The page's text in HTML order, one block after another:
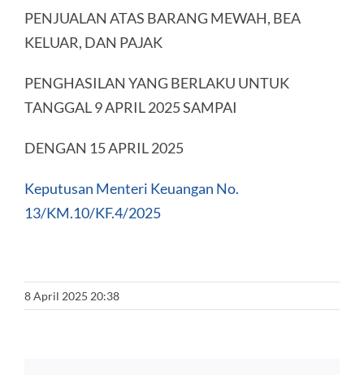
PENJUALAN ATAS BARANG MEWAH, BEA
KELUAR, DAN PAJAK
PENGHASILAN YANG BERLAKU UNTUK
TANGGAL 9 APRIL 2025 SAMPAI
DENGAN 15 APRIL 2025
Keputusan Menteri Keuangan No.
13/KM.10/KF.4/2025
8 April 2025 20:38